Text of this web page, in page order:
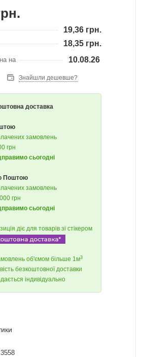
19,36 грн.
18,35 грн.
на 10.08.26
Знайшли дешевше?
доставка
замовлень
грн
сьогодні
Поштою
замовлень
грн
сьогодні
діє для товарів зі стікером
об'ємом більше 1м3
безкоштовної доставки
індивідуально
3558